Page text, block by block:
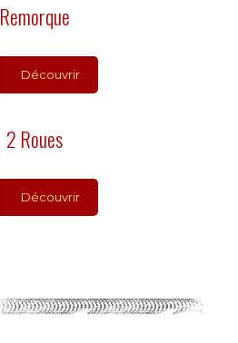
Remorque
Découvrir
2 Roues
Découvrir